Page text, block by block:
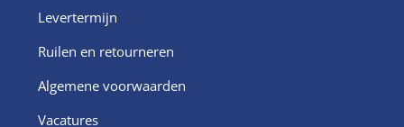
Levertermijn
Ruilen en retourneren
Algemene voorwaarden
Vacatures